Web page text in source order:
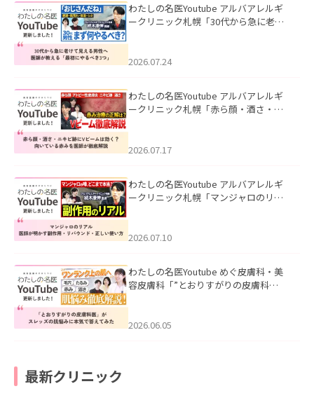
わたしの名医Youtube アルバアレルギ
ークリニック札幌「30代から急に老け
た。
2026.07.24
わたしの名医Youtube アルバアレルギ
ークリニック札幌「赤ら顔・酒さ・ニ
した。
2026.07.17
わたしの名医Youtube アルバアレルギ
ークリニック札幌「マンジャロのリア
た。
2026.07.10
わたしの名医Youtube めぐ皮膚科・美
容皮膚科「”とおりすがりの皮膚科
2026.06.05
最新クリニック